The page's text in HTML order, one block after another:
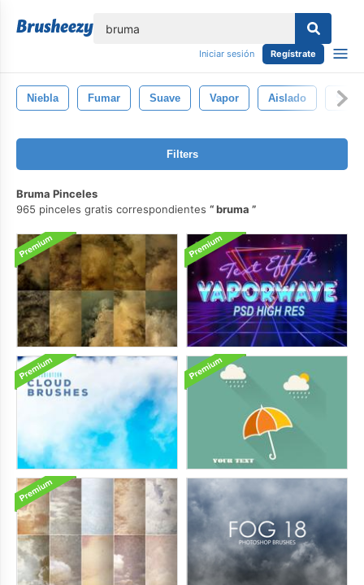
Iniciar sesión Regístrate
Niebla Fumar Suave Vapor Aislado
Filters
Bruma Pinceles
965 pinceles gratis correspondientes
bruma